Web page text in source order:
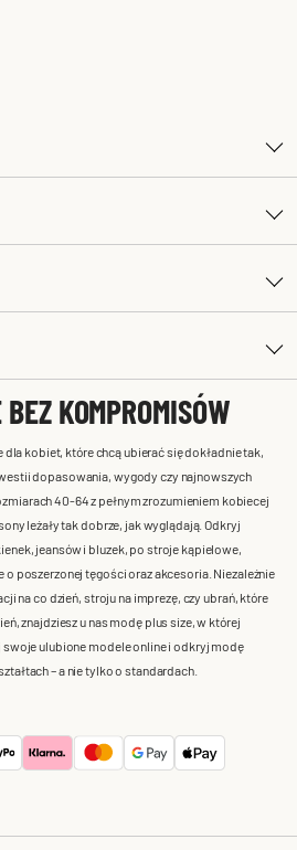
KOMPROMISÓW
dla kobiet, które chcą ubierać się dokładnie tak,
dopasowania, wygody czy najnowszych
40-64 z pełnym zrozumieniem kobiecej
leżały tak dobrze, jak wyglądają. Odkryj
jeansów i bluzek, po stroje kąpielowe,
poszerzonej tęgości oraz akcesoria. Niezależnie
na co dzień, stroju na imprezę, czy ubrań, które
znajdziesz u nas modę plus size, w której
swoje ulubione modele online i odkryj modę
– a nie tylko o standardach.